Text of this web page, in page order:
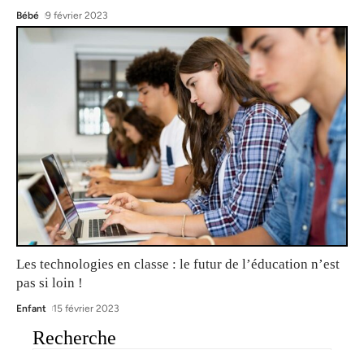
Bébé 9 février 2023
Les technologies en classe : le futur de l’éducation n’est
pas si loin !
Enfant 15 février 2023
Recherche